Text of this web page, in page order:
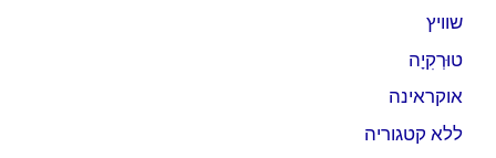
שוויץ
טוּרְקִיָה
אוקראינה
ללא קטגוריה